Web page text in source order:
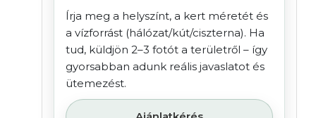
Írja meg a helyszínt, a kert méretét és
a vízforrást (hálózat/kút/ciszterna). Ha
tud, küldjön 2–3 fotót a területről – így
gyorsabban adunk reális javaslatot és
ütemezést.